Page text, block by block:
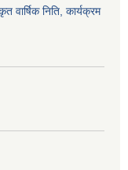
निति, कार्यक्रम